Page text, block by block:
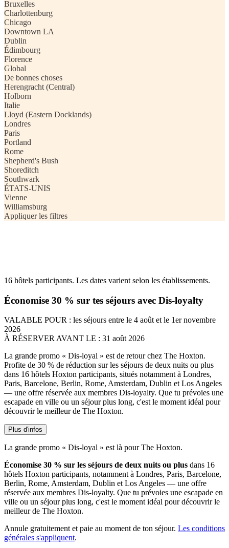
Bruxelles
Charlottenburg
Chicago
Downtown LA
Dublin
Édimbourg
Florence
Global
De bonnes choses
Herengracht (Central)
Holborn
Italie
Lloyd (Eastern Docklands)
Londres
Paris
Portland
Rome
Shepherd's Bush
Shoreditch
Southwark
ÉTATS-UNIS
Vienne
Williamsburg
Appliquer les filtres
16 hôtels participants. Les dates varient selon les établissements.
Économise 30 % sur tes séjours avec Dis-loyalty
VALABLE POUR : les séjours entre le 4 août et le 1er novembre
2026
À RÉSERVER AVANT LE : 31 août 2026
La grande promo « Dis-loyal » est de retour chez The Hoxton.
Profite de 30 % de réduction sur les séjours de deux nuits ou plus
dans 16 hôtels Hoxton participants, situés notamment à Londres,
Paris, Barcelone, Berlin, Rome, Amsterdam, Dublin et Los Angeles
— une offre réservée aux membres Dis-loyalty. Que tu prévoies une
escapade en ville ou un séjour plus long, c'est le moment idéal pour
découvrir le meilleur de The Hoxton.
Plus d'infos
La grande promo « Dis-loyal » est là pour The Hoxton.
Économise 30 % sur les séjours de deux nuits ou plus dans 16
hôtels Hoxton participants, notamment à Londres, Paris, Barcelone,
Berlin, Rome, Amsterdam, Dublin et Los Angeles — une offre
réservée aux membres Dis-loyalty. Que tu prévoies une escapade en
ville ou un séjour plus long, c'est le moment idéal pour découvrir le
meilleur de The Hoxton.
Annule gratuitement et paie au moment de ton séjour. Les conditions
générales s'appliquent.